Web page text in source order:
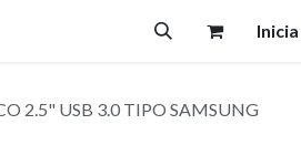
2.5" USB 3.0 TIPO SAMSUNG